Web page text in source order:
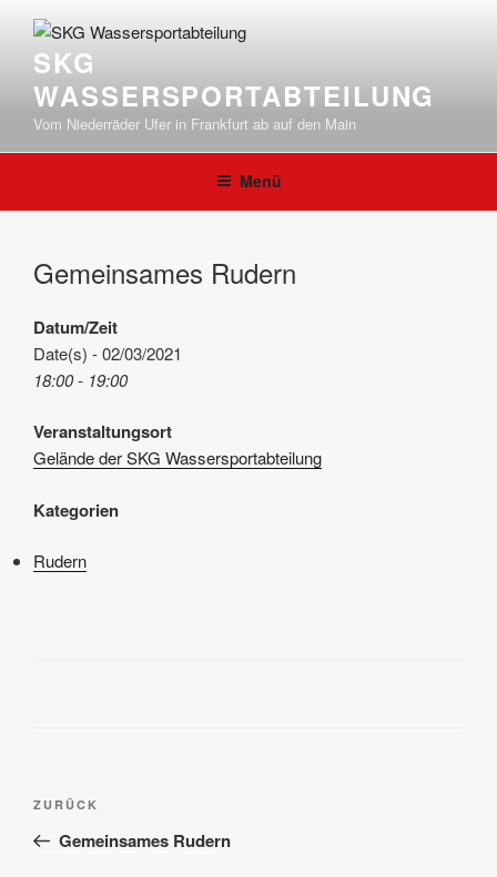
Inhalt
springenSKG
WASSERSPORTABTEILUNG
Vom Niederräder Ufer in Frankfurt ab auf den Main
Menü
Gemeinsames Rudern
Datum/Zeit
Date(s) - 02/03/2021
18:00 - 19:00
Veranstaltungsort
Gelände der SKG Wassersportabteilung
Kategorien
Rudern
Beitragsnavigation
Vorheriger
Beitrag
ZURÜCK
Gemeinsames Rudern